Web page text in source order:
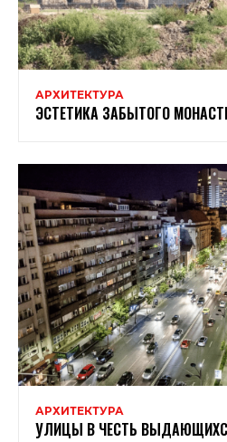
АРХИТЕКТУРА
ЭСТЕТИКА ЗАБЫТОГО
АРХИТЕКТУРА
УЛИЦЫ В ЧЕСТЬ